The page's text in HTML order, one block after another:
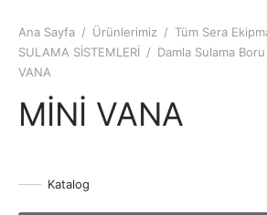
Ana Sayfa / Ürünlerimiz / Tüm Sera
SULAMA SİSTEMLERİ / Damla Sulama Boru
VANA
MİNİ VANA
Katalog